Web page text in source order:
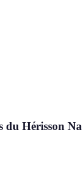
du Hérisson